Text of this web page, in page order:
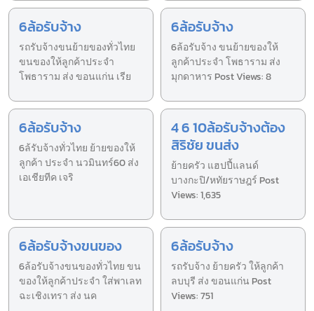
6ล้อรับจ้าง
รถรับจ้างขนย้ายของทั่วไทย
ขนของให้ลูกค้าประจำ
โพธาราม ส่ง ขอนแก่น เรีย
6ล้อรับจ้าง
6ล้อรับจ้าง ขนย้ายของให้
ลูกค้าประจำ โพธาราม ส่ง
มุกดาหาร Post Views: 8
6ล้อรับจ้าง
6ล้รับจ้างทั่วไทย ย้ายของให้
ลูกค้า ประจำ นวมินทร์60 ส่ง
เอเชียทีค เจริ
4 6 10ล้อรับจ้างต้อง
สิริชัย ขนส่ง
ย้ายครัว แฮปปี้แลนด์
บางกะปิ/หทัยราษฎร์ Post
Views: 1,635
6ล้อรับจ้างขนของ
6ล้อรับจ้างขนของทั่วไทย ขน
ของให้ลูกค้าประจำ ใส่พาเลท
ฉะเชิงเทรา ส่ง นค
6ล้อรับจ้าง
รถรับจ้าง ย้ายครัว ให้ลูกค้า
ลบบุรี ส่ง ขอนแก่น Post
Views: 751